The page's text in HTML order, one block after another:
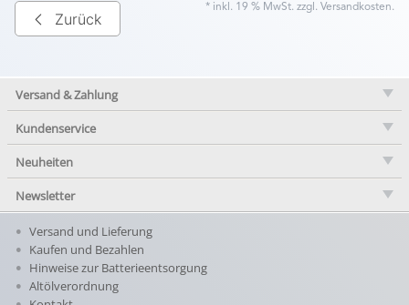
Zurück
* inkl. 19 % MwSt. zzgl. Versandkosten.
Versand & Zahlung
Kundenservice
Neuheiten
Newsletter
Versand und Lieferung
Kaufen und Bezahlen
Hinweise zur Batterieentsorgung
Altölverordnung